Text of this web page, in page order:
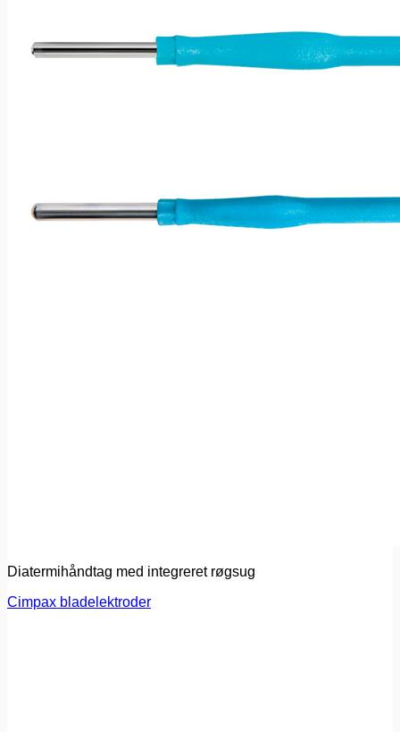
Diatermihåndtag med integreret røgsug
Cimpax bladelektroder